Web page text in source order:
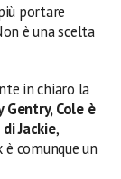
portare
è una scelta
in chiaro la
Gentry, Cole è
Jackie,
comunque un